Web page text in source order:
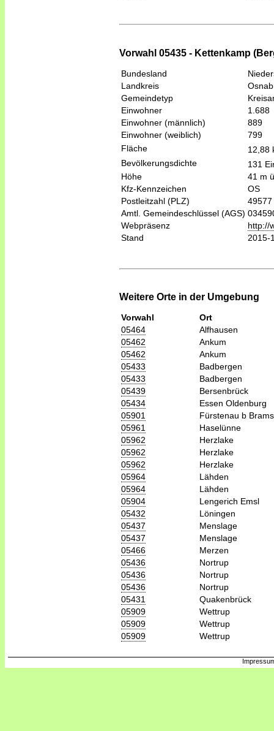
Vorwahl 05435 - Kettenkamp
Bundesland
Landkreis
Gemeindetyp
Einwohner
1.688
Einwohner (männlich)
889
Einwohner (weiblich)
799
Fläche
12,88
Bevölkerungsdichte
131
Höhe
41 m
Kfz-Kennzeichen
OS
Postleitzahl (PLZ)
49577
Amtl. Gemeindeschlüssel (AGS)
Webpräsenz
http://
Stand
2015-
Weitere Orte in der Umgebung
Vorwahl
Ort
05464
Alfhausen
05462
Ankum
05462
Ankum
05433
Badbergen
05433
Badbergen
05439
Bersenbrück
05434
Essen Oldenburg
05901
Fürstenau b
05961
Haselünne
05962
Herzlake
05962
Herzlake
05962
Herzlake
05964
Lähden
05964
Lähden
05904
Lengerich Emsl
05432
Löningen
05437
Menslage
05437
Menslage
05466
Merzen
05436
Nortrup
05436
Nortrup
05436
Nortrup
05431
Quakenbrück
05909
Wettrup
05909
Wettrup
05909
Wettrup